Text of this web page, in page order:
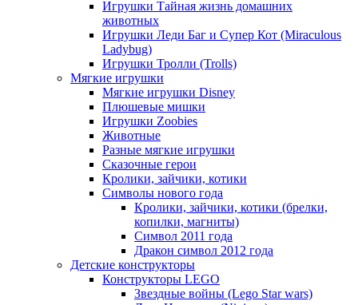
Игрушки Тайная жизнь домашних
животных
Игрушки Леди Баг и Супер Кот (Miraculous
Ladybug)
Игрушки Тролли (Trolls)
Мягкие игрушки
Мягкие игрушки Disney
Плюшевые мишки
Игрушки Zoobies
Животные
Разные мягкие игрушки
Сказочные герои
Кролики, зайчики, котики
Символы нового года
Кролики, зайчики, котики (брелки,
копилки, магниты)
Cимвол 2011 года
Дракон символ 2012 года
Детские конструкторы
Конструкторы LEGO
Звездные войны (Lego Star wars)